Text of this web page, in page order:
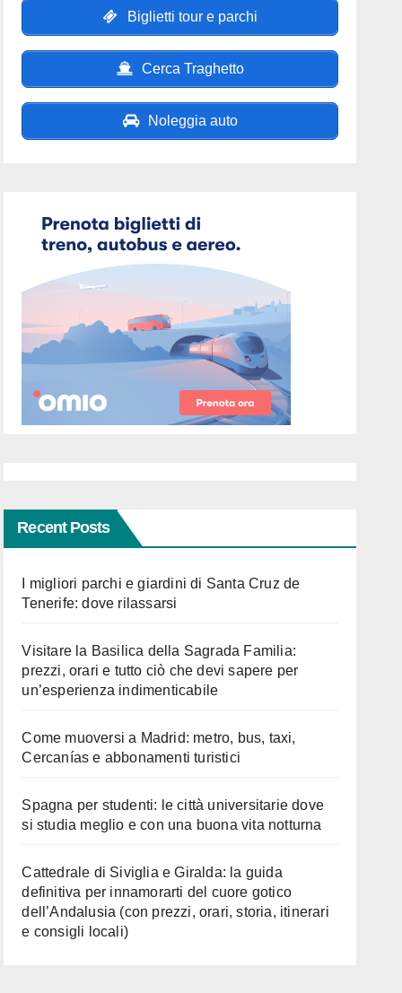
Biglietti tour e parchi
Cerca Traghetto
Noleggia auto
Recent Posts
I migliori parchi e giardini di Santa Cruz de
Tenerife: dove rilassarsi
Visitare la Basilica della Sagrada Familia:
prezzi, orari e tutto ciò che devi sapere per
un’esperienza indimenticabile
Come muoversi a Madrid: metro, bus, taxi,
Cercanías e abbonamenti turistici
Spagna per studenti: le città universitarie dove
si studia meglio e con una buona vita notturna
Cattedrale di Siviglia e Giralda: la guida
definitiva per innamorarti del cuore gotico
dell’Andalusia (con prezzi, orari, storia, itinerari
e consigli locali)